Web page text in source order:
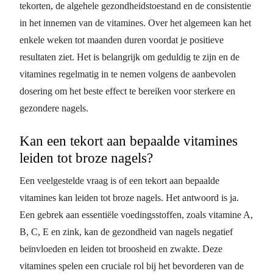
tekorten, de algehele gezondheidstoestand en de consistentie
in het innemen van de vitamines. Over het algemeen kan het
enkele weken tot maanden duren voordat je positieve
resultaten ziet. Het is belangrijk om geduldig te zijn en de
vitamines regelmatig in te nemen volgens de aanbevolen
dosering om het beste effect te bereiken voor sterkere en
gezondere nagels.
Kan een tekort aan bepaalde vitamines
leiden tot broze nagels?
Een veelgestelde vraag is of een tekort aan bepaalde
vitamines kan leiden tot broze nagels. Het antwoord is ja.
Een gebrek aan essentiële voedingsstoffen, zoals vitamine A,
B, C, E en zink, kan de gezondheid van nagels negatief
beïnvloeden en leiden tot broosheid en zwakte. Deze
vitamines spelen een cruciale rol bij het bevorderen van de